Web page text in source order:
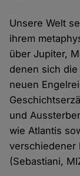
Unsere Welt
ihrem
über Jupiter,
denen sich
neuen
und
wie Atlantis
verschiedener
(Sebastiani,